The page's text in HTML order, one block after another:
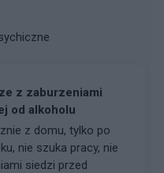
z zaburzeniami
od alkoholu
z domu, tylko po
nie szuka pracy, nie
siedzi przed